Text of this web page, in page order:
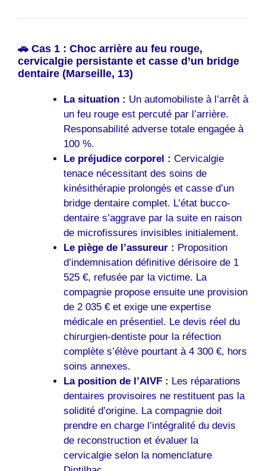
🚗 Cas 1 : Choc arrière au feu rouge,
cervicalgie persistante et casse d’un bridge
dentaire (Marseille, 13)
La situation : Un automobiliste à l’arrêt à
un feu rouge est percuté par l’arrière.
Responsabilité adverse totale engagée à
100 %.
Le préjudice corporel : Cervicalgie
tenace nécessitant des soins de
kinésithérapie prolongés et casse d’un
bridge dentaire complet. L’état bucco-
dentaire s’aggrave par la suite en raison
de microfissures invisibles initialement.
Le piège de l’assureur : Proposition
d’indemnisation définitive dérisoire de 1
525 €, refusée par la victime. La
compagnie propose ensuite une provision
de 2 035 € et exige une expertise
médicale en présentiel. Le devis réel du
chirurgien-dentiste pour la réfection
complète s’élève pourtant à 4 300 €, hors
soins annexes.
La position de l’AIVF : Les réparations
dentaires provisoires ne restituent pas la
solidité d’origine. La compagnie doit
prendre en charge l’intégralité du devis
de reconstruction et évaluer la
cervicalgie selon la nomenclature